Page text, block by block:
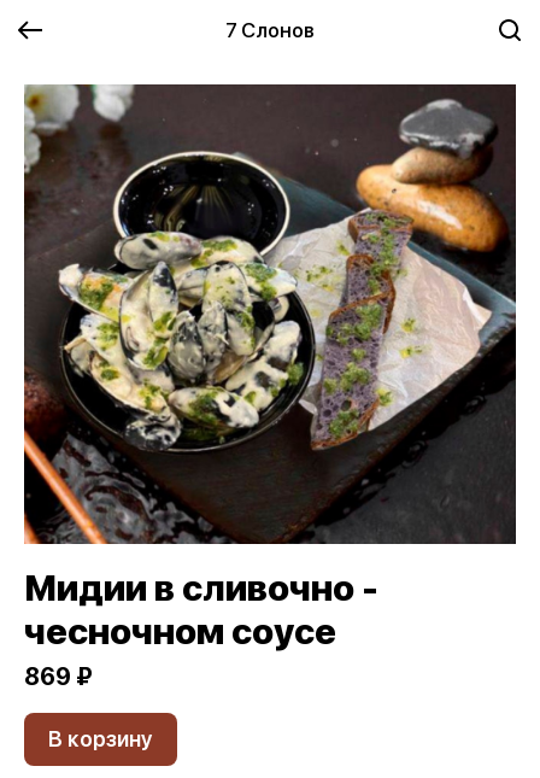
7 Слонов
Мидии в сливочно -
чесночном соусе
869 ₽
В корзину